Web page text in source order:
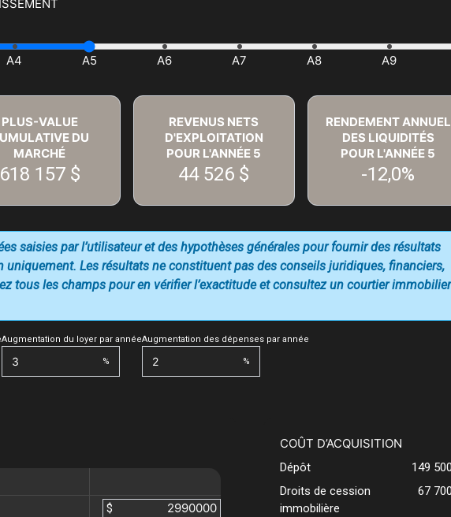
PLUS-VALUE
DU
MARCHÉ
618 157 $
REVENUS NETS
D'EXPLOITATION
POUR L'ANNÉE 5
44 526 $
RENDEMENT ANNUEL
DES LIQUIDITÉS
POUR L'ANNÉE 5
-12,0%
Augmentation du loyer par année
%
Augmentation des dépenses par année
%
saisies par l’utilisateur et des hypothèses générales pour fournir des résultats
Les résultats ne constituent pas des conseils juridiques, financiers,
tous les champs pour en vérifier l’exactitude et consultez un courtier immobilier
$
COÛT D’ACQUISITION
Dépôt
149
Droits de cession
immobilière
67